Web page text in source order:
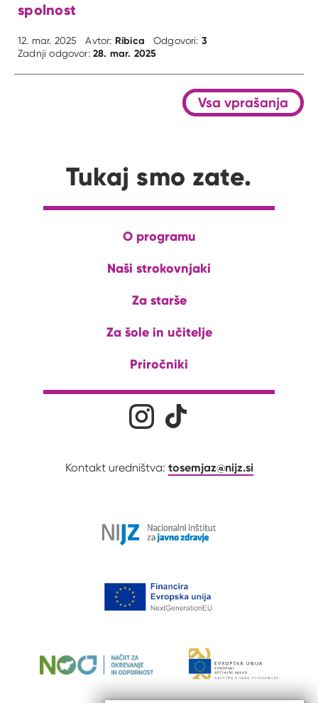
spolnost
12. mar. 2025 Avtor: Ribica Odgovori: 3
Zadnji odgovor:28. mar. 2025
Vsa vprašanja
Tukaj smo zate.
O programu
Naši strokovnjaki
Za starše
Za šole in učitelje
Priročniki
Družabna omrežjaNa naš Instagram profil
Kontakt uredništva: tosemjaz@nijz.si